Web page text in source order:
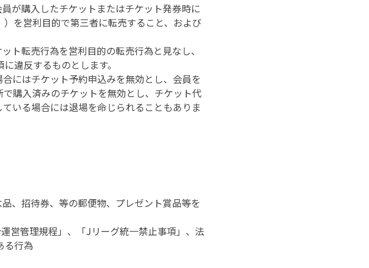
が購入したチケットまたはチケット発券時に
を営利目的で第三者に転売すること、および
ト転売行為を営利目的の転売行為と見なし、
違反するものとします。
にはチケット予約申込みを無効とし、会員を
購入済みのチケットを無効とし、チケット代
いる場合には退場を命じられることもありま
、招待券、等の郵便物、プレゼント賞品等を
営管理規程」、「Jリーグ統一禁止事項」、法
る行為